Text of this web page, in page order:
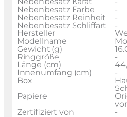
Nebenbesatz Farbe
-
Nebenbesatz Reinheit
-
Nebenbesatz Schliffart
-
Hersteller
Modellname
Gewicht (g)
Ringgröße
-
Länge (cm)
Innenumfang (cm)
-
Box
Papiere
Zertifiziert von
-